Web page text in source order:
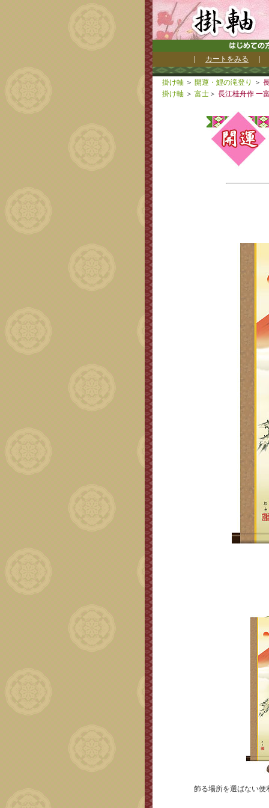
カートをみる
掛け軸 ＞ 開運・鯉の滝登り ＞
掛け軸 ＞ 富士 ＞ 長江桂舟作 一
飾る場所を選ばない便